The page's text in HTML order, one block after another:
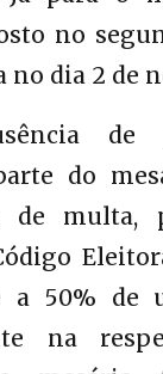
no
no dia 2 de
de
do
de multa,
a 50% de
na